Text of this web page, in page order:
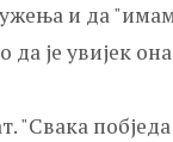
и да
је увијек
"Свака